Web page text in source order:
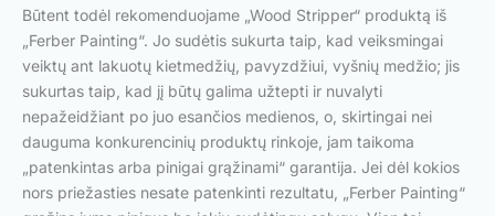
Būtent todėl rekomenduojame „Wood Stripper“ produktą iš
„Ferber Painting“. Jo sudėtis sukurta taip, kad veiksmingai
veiktų ant lakuotų kietmedžių, pavyzdžiui, vyšnių medžio; jis
sukurtas taip, kad jį būtų galima užtepti ir nuvalyti
nepažeidžiant po juo esančios medienos, o, skirtingai nei
dauguma konkurencinių produktų rinkoje, jam taikoma
„patenkintas arba pinigai grąžinami“ garantija. Jei dėl kokios
nors priežasties nesate patenkinti rezultatu, „Ferber Painting“